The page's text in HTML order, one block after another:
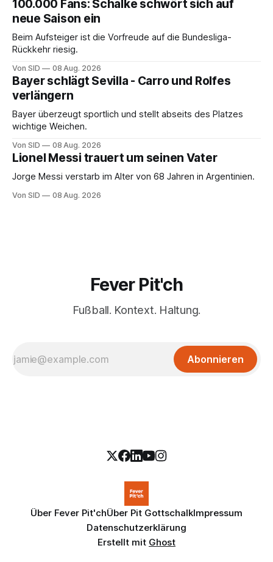
100.000 Fans: Schalke schwört sich auf
neue Saison ein
Beim Aufsteiger ist die Vorfreude auf die Bundesliga-
Rückkehr riesig.
Von SID 08 Aug. 2026
Bayer schlägt Sevilla - Carro und Rolfes
verlängern
Bayer überzeugt sportlich und stellt abseits des Platzes
wichtige Weichen.
Von SID 08 Aug. 2026
Lionel Messi trauert um seinen Vater
Jorge Messi verstarb im Alter von 68 Jahren in Argentinien.
Von SID 08 Aug. 2026
Fever Pit'ch
Fußball. Kontext. Haltung.
Abonnieren
Über Fever Pit'chÜber Pit GottschalkImpressum
Datenschutzerklärung
Erstellt mit Ghost